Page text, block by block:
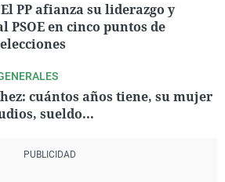
PP afianza su liderazgo y
PSOE en cinco puntos de
cuántos años tiene, su mujer
sueldo...